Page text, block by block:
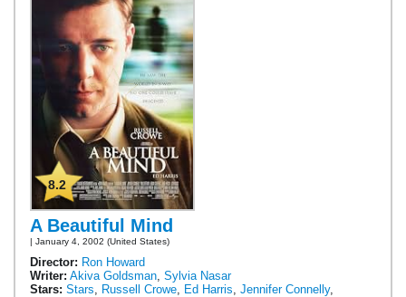
8.2
A Beautiful Mind
| January 4, 2002 (United States)
Director: Ron Howard
Writer: Akiva Goldsman Sylvia Nasar
Stars: Stars Russell Crowe Ed Harris Jennifer Connelly,